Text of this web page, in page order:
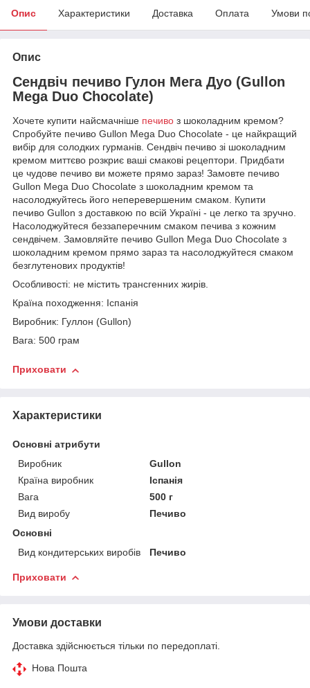
Опис Характеристики Доставка Оплата Умови
Опис
Сендвіч печиво Гулон Мега Дуо (Gullon
Mega Duo Chocolate)
Хочете купити найсмачніше печиво з шоколадним кремом?
Спробуйте печиво Gullon Mega Duo Chocolate - це найкращий
вибір для солодких гурманів. Сендвіч печиво зі шоколадним
кремом миттєво розкриє ваші смакові рецептори. Придбати
це чудове печиво ви можете прямо зараз! Замовте печиво
Gullon Mega Duo Chocolate з шоколадним кремом та
насолоджуйтесь його неперевершеним смаком. Купити
печиво Gullon з доставкою по всій Україні - це легко та зручно.
Насолоджуйтеся беззаперечним смаком печива з кожним
сендвічем. Замовляйте печиво Gullon Mega Duo Chocolate з
шоколадним кремом прямо зараз та насолоджуйтеся смаком
безглутенових продуктів!
Особливості: не містить трансгенних жирів.
Країна походження: Іспанія
Виробник: Гуллон (Gullon)
Вага: 500 грам
Приховати
Характеристики
Основні атрибути
Виробник
Gullon
Країна виробник
Іспанія
Вага
500 г
Вид виробу
Печиво
Основні
Вид кондитерських виробів
Печиво
Приховати
Умови доставки
Доставка здійснюється тільки по передоплаті.
Нова Пошта